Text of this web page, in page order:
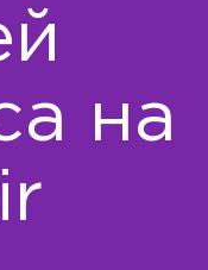
на